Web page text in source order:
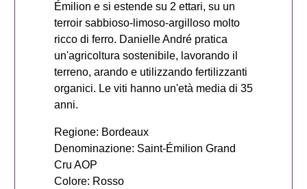
Émilion e si estende su 2 ettari, su un
terroir sabbioso-limoso-argilloso molto
ricco di ferro. Danielle André pratica
un'agricoltura sostenibile, lavorando il
terreno, arando e utilizzando fertilizzanti
organici. Le viti hanno un'età media di 35
anni.
Regione: Bordeaux
Denominazione: Saint-Émilion Grand
Cru AOP
Colore: Rosso